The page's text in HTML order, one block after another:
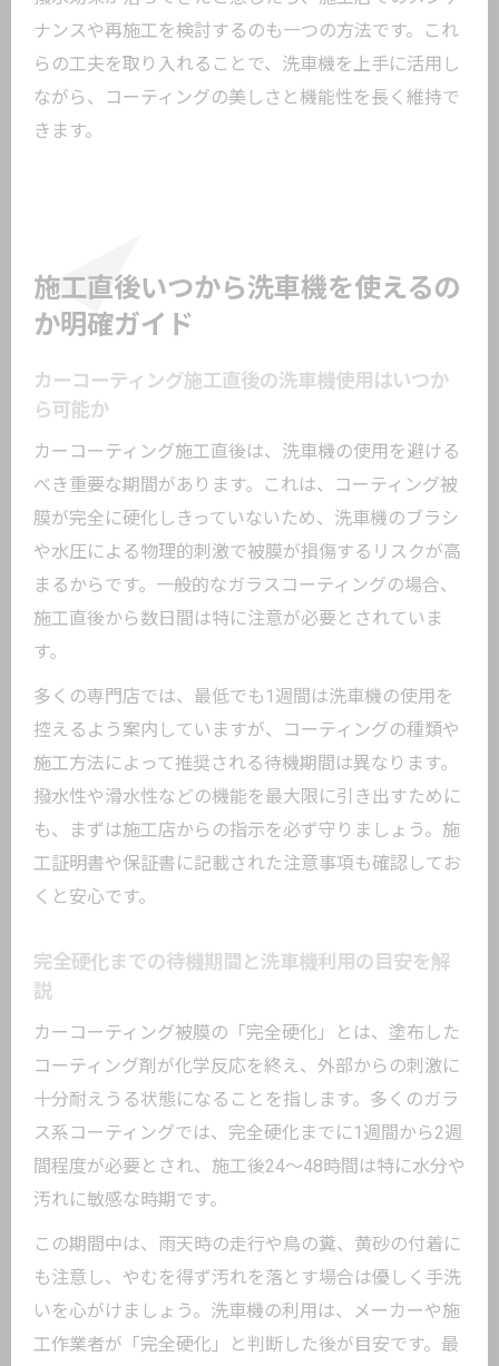
ナンスや再施工を検討するのも一つの方法です。これ
らの工夫を取り入れることで、洗車機を上手に活用し
ながら、コーティングの美しさと機能性を長く維持で
きます。
施工直後いつから洗車機を使えるの
か明確ガイド
カーコーティング施工直後の洗車機使用はいつか
ら可能か
カーコーティング施工直後は、洗車機の使用を避ける
べき重要な期間があります。これは、コーティング被
膜が完全に硬化しきっていないため、洗車機のブラシ
や水圧による物理的刺激で被膜が損傷するリスクが高
まるからです。一般的なガラスコーティングの場合、
施工直後から数日間は特に注意が必要とされていま
す。
多くの専門店では、最低でも1週間は洗車機の使用を
控えるよう案内していますが、コーティングの種類や
施工方法によって推奨される待機期間は異なります。
撥水性や滑水性などの機能を最大限に引き出すために
も、まずは施工店からの指示を必ず守りましょう。施
工証明書や保証書に記載された注意事項も確認してお
くと安心です。
完全硬化までの待機期間と洗車機利用の目安を解
説
カーコーティング被膜の「完全硬化」とは、塗布した
コーティング剤が化学反応を終え、外部からの刺激に
十分耐えうる状態になることを指します。多くのガラ
ス系コーティングでは、完全硬化までに1週間から2週
間程度が必要とされ、施工後24～48時間は特に水分や
汚れに敏感な時期です。
この期間中は、雨天時の走行や鳥の糞、黄砂の付着に
も注意し、やむを得ず汚れを落とす場合は優しく手洗
いを心がけましょう。洗車機の利用は、メーカーや施
工作業者が「完全硬化」と判断した後が目安です。最